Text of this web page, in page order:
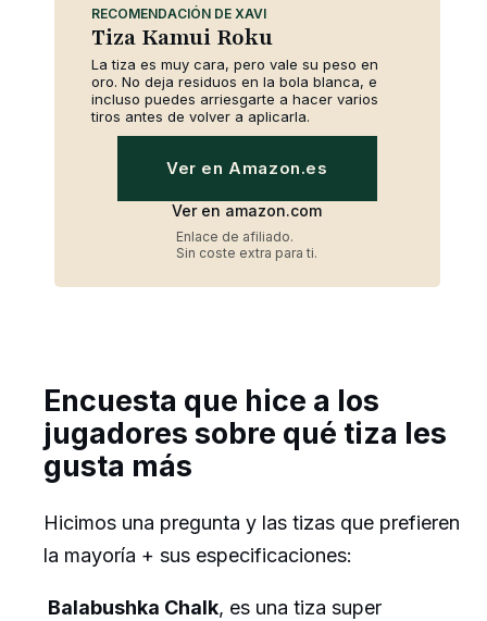
RECOMENDACIÓN DE XAVI
Tiza Kamui Roku
La tiza es muy cara, pero vale su peso en
oro. No deja residuos en la bola blanca, e
incluso puedes arriesgarte a hacer varios
tiros antes de volver a aplicarla.
Ver en Amazon.es
Ver en amazon.com
Enlace de afiliado.
Sin coste extra para ti.
Encuesta que hice a los
jugadores sobre qué tiza les
gusta más
Hicimos una pregunta y las tizas que prefieren
la mayoría + sus especificaciones:
Balabushka Chalk, es una tiza super